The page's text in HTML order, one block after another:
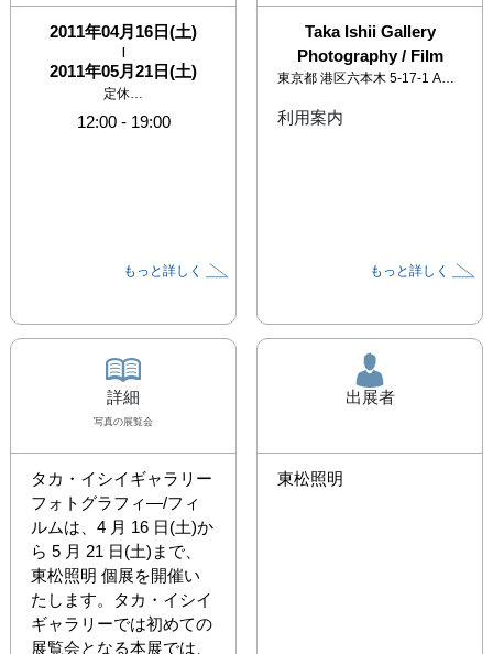
2011年04月16日(土)
|
2011年05月21日(土)
定休…
12:00- 19:00
もっと詳しく
Taka Ishii Gallery
Photography / Film
東京都 港区六本木 5-17-1 AXISビル 2F
利用案内
もっと詳しく
詳細
写真の展覧会
タカ・イシイギャラリー
フォトグラフィ―/フィ
ルムは、4 月 16 日(土)か
ら 5 月 21 日(土)まで、
東松照明 個展を開催い
たします。タカ・イシイ
ギャラリーでは初めての
展覧会となる本展では、
出展者
東松照明